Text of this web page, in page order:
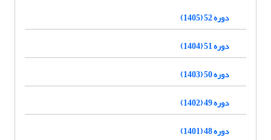
دوره 52 (1405)
دوره 51 (1404)
دوره 50 (1403)
دوره 49 (1402)
دوره 48 (1401)